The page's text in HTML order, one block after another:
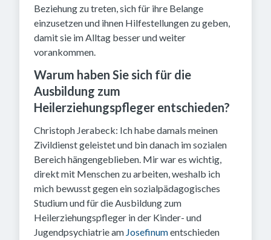
Beziehung zu treten, sich für ihre Belange
einzusetzen und ihnen Hilfestellungen zu geben,
damit sie im Alltag besser und weiter
vorankommen.
Warum haben Sie sich für die
Ausbildung zum
Heilerziehungspfleger entschieden?
Christoph Jerabeck: Ich habe damals meinen
Zivildienst geleistet und bin danach im sozialen
Bereich hängengeblieben. Mir war es wichtig,
direkt mit Menschen zu arbeiten, weshalb ich
mich bewusst gegen ein sozialpädagogisches
Studium und für die Ausbildung zum
Heilerziehungspfleger in der Kinder- und
Jugendpsychiatrie am Josefinumentschieden